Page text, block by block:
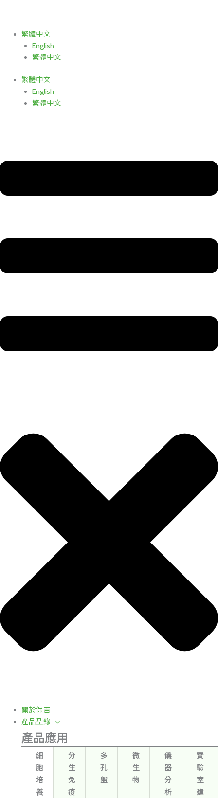
繁體中文
English
繁體中文
繁體中文
English
繁體中文
關於保吉
產品型錄
產品應用
細
胞
培
養
分
生
免
疫
多
孔
盤
微
生
物
儀
器
分
析
實
驗
室
建